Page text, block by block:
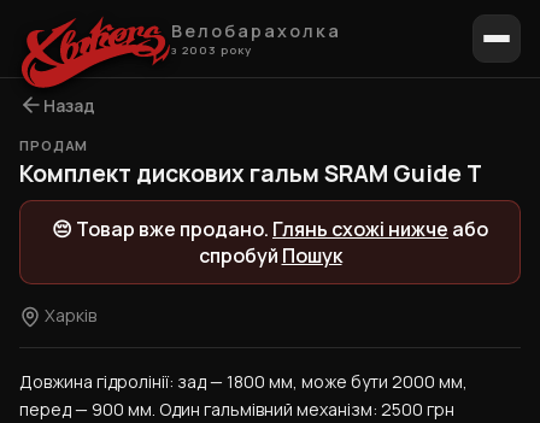
Велобарахолка
з 2003 року
Назад
ПРОДАМ
Комплект дискових гальм SRAM Guide T
😔 Товар вже продано. Глянь схожі нижче або
спробуй Пошук
Харків
Довжина гідролінії: зад — 1800 мм, може бути 2000 мм,
перед — 900 мм. Один гальмівний механізм: 2500 грн